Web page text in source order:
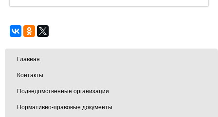
Главная
Контакты
Подведомственные организации
Нормативно-правовые документы